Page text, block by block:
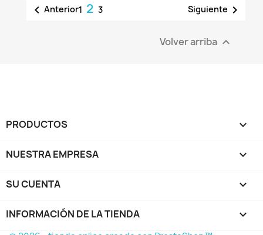
 Anterior1 2 3 Siguiente 
Volver arriba 
PRODUCTOS 
NUESTRA EMPRESA 
SU CUENTA 
INFORMACIÓN DE LA TIENDA keyboard_arrow_down